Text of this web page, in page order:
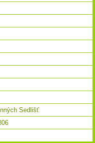
Sedlišť